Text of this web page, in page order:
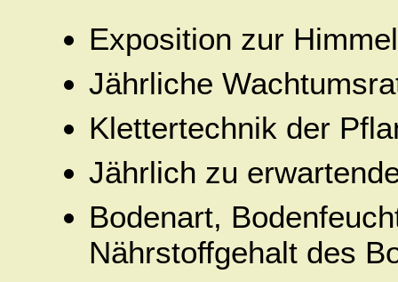
Exposition zur
Jährliche
Klettertechnik der
Jährlich zu
Bodenart,
Nährstoffgehalt des